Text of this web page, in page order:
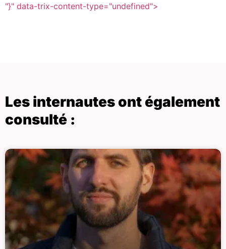
"}" data-trix-content-type="undefined">
Les internautes ont également
consulté :